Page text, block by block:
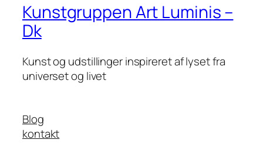
Kunstgruppen Art Luminis –
Dk
Kunst og udstillinger inspireret af lyset fra
universet og livet
Blog
kontakt